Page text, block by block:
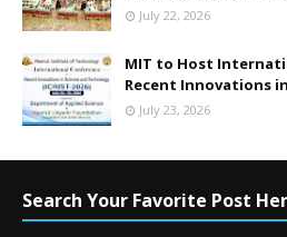
July 22, 2026
MIT to Host
Recent Innovations
July 23, 2026
Search Your Favorite Post